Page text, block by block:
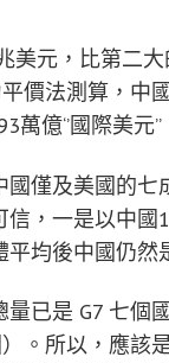
美元，比第二
價法測算，中
萬億‘’國際美
僅及美國的
，一是以中
均後中國仍然
已是 G7 七個
）。所以，應